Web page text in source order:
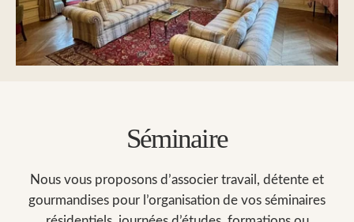
Séminaire
Nous vous proposons d’associer travail, détente et
gourmandises pour l’organisation de vos séminaires